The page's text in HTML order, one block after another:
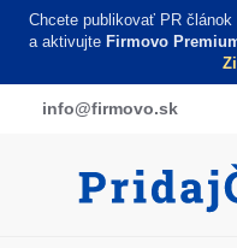
Skočiť
obsah
Chcete publikovať PR
a aktivujte Firmovo
info@firmovo.sk